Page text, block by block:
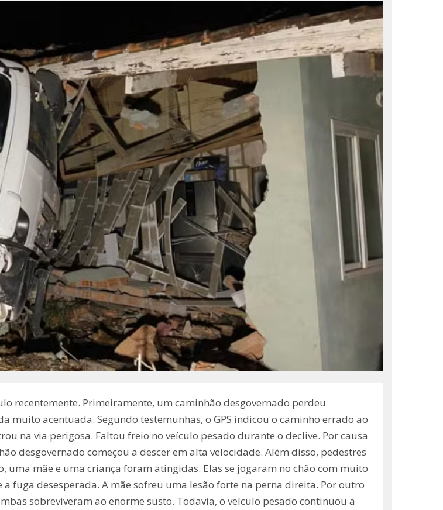
recentemente. Primeiramente, um caminhão desgovernado perdeu
muito acentuada. Segundo testemunhas, o GPS indicou o caminho errado ao
na via perigosa. Faltou freio no veículo pesado durante o declive. Por causa
desgovernado começou a descer em alta velocidade. Além disso, pedestres
mãe e uma criança foram atingidas. Elas se jogaram no chão com muito
fuga desesperada. A mãe sofreu uma lesão forte na perna direita. Por outro
sobreviveram ao enorme susto. Todavia, o veículo pesado continuou a